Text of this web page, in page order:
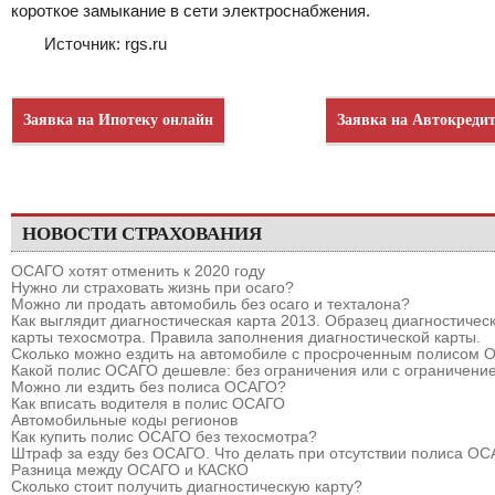
короткое замыкание в сети электроснабжения.
Источник: rgs.ru
Заявка на Ипотеку онлайн Заявка на
НОВОСТИ СТРАХОВАНИЯ
ОСАГО хотят отменить к 2020 году
Нужно ли страховать жизнь при осаго?
Можно ли продать автомобиль без осаго и техталона?
Как выглядит диагностическая карта 2013. Образец
карты техосмотра. Правила заполнения диагностической карты.
Сколько можно ездить на автомобиле с просроченным полисом
Какой полис ОСАГО дешевле: без ограничения или с
Можно ли ездить без полиса ОСАГО?
Как вписать водителя в полис ОСАГО
Автомобильные коды регионов
Как купить полис ОСАГО без техосмотра?
Штраф за езду без ОСАГО. Что делать при отсутствии полиса
Разница между ОСАГО и КАСКО
Сколько стоит получить диагностическую карту?